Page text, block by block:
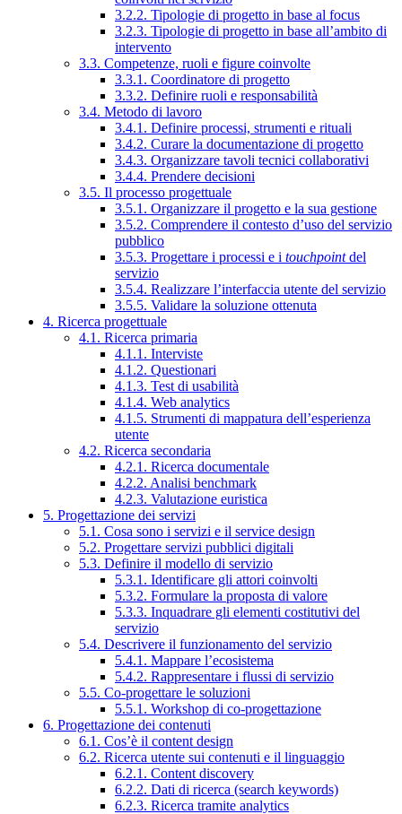
3.2.2. Tipologie di progetto in base al focus
3.2.3. Tipologie di progetto in base all’ambito di
intervento
3.3. Competenze, ruoli e figure coinvolte
3.3.1. Coordinatore di progetto
3.3.2. Definire ruoli e responsabilità
3.4. Metodo di lavoro
3.4.1. Definire processi, strumenti e rituali
3.4.2. Curare la documentazione di progetto
3.4.3. Organizzare tavoli tecnici collaborativi
3.4.4. Prendere decisioni
3.5. Il processo progettuale
3.5.1. Organizzare il progetto e la sua gestione
3.5.2. Comprendere il contesto d’uso del servizio
pubblico
3.5.3. Progettare i processi e i touchpointdel
servizio
3.5.4. Realizzare l’interfaccia utente del servizio
3.5.5. Validare la soluzione ottenuta
4. Ricerca progettuale
4.1. Ricerca primaria
4.1.1. Interviste
4.1.2. Questionari
4.1.3. Test di usabilità
4.1.4. Web analytics
4.1.5. Strumenti di mappatura dell’esperienza
utente
4.2. Ricerca secondaria
4.2.1. Ricerca documentale
4.2.2. Analisi benchmark
4.2.3. Valutazione euristica
5. Progettazione dei servizi
5.1. Cosa sono i servizi e il service design
5.2. Progettare servizi pubblici digitali
5.3. Definire il modello di servizio
5.3.1. Identificare gli attori coinvolti
5.3.2. Formulare la proposta di valore
5.3.3. Inquadrare gli elementi costitutivi del
servizio
5.4. Descrivere il funzionamento del servizio
5.4.1. Mappare l’ecosistema
5.4.2. Rappresentare i flussi di servizio
5.5. Co-progettare le soluzioni
5.5.1. Workshop di co-progettazione
6. Progettazione dei contenuti
6.1. Cos’è il content design
6.2. Ricerca utente sui contenuti e il linguaggio
6.2.1. Content discovery
6.2.2. Dati di ricerca (search keywords)
6.2.3. Ricerca tramite analytics